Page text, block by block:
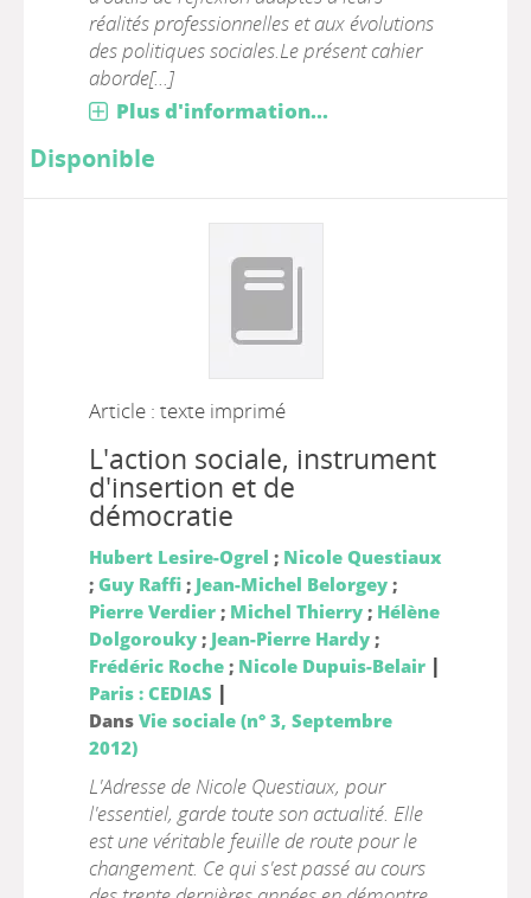
réalités professionnelles et aux évolutions
des politiques sociales.Le présent cahier
aborde[...]
Plus d'information...
Disponible
Article : texte imprimé
L'action sociale, instrument
d'insertion et de
démocratie
Hubert Lesire-Ogrel ; Nicole Questiaux
; Guy Raffi; Jean-Michel Belorgey;
Pierre Verdier; Michel Thierry; Hélène
Dolgorouky; Jean-Pierre Hardy;
Frédéric Roche; Nicole Dupuis-Belair |
Paris : CEDIAS |
Dans Vie sociale (n° 3, Septembre
2012)
L'Adresse de Nicole Questiaux, pour
l'essentiel, garde toute son actualité. Elle
est une véritable feuille de route pour le
changement. Ce qui s'est passé au cours